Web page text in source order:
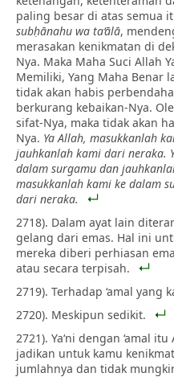
paling besar di atas semua
subḥānahu wa ta‘ālā,
merasakan kenikmatan di
Nya. Maka Maha Suci Allah
Memiliki, Yang Maha Benar
tidak akan habis
berkurang kebaikan-Nya.
sifat-Nya, maka tidak akan
Nya. Ya Allah, masukkanlah
jauhkanlah kami dari neraka.
dalam surgamu dan
masukkanlah kami ke dalam
dari neraka.
2718). Dalam ayat lain
gelang dari emas. Hal ini
mereka diberi perhiasan
atau secara terpisah.
2719). Terhadap ‘amal yang
2720). Meskipun sedikit.
2721). Ya‘ni dengan ‘amal itu
jadikan untuk kamu
jumlahnya dan tidak